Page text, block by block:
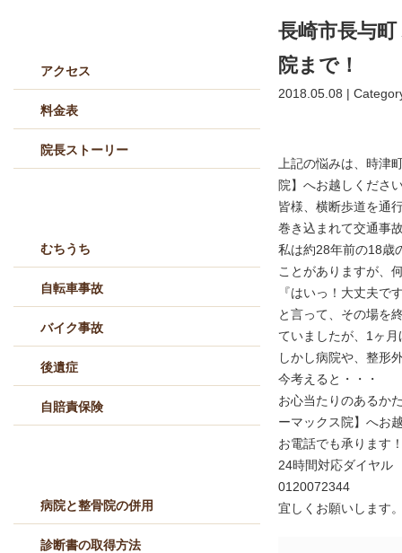
長崎市長与
院まで！
2018.05.08 |
上記の悩みは、時津
院】へお越しくださ
皆様、横断歩道を通
巻き込まれて交通事
私は約28年前の18歳
ことがありますが、
『はいっ！大丈夫で
と言って、その場を
ていましたが、1ヶ
しかし病院や、整形
今考えると・・・
お心当たりのあるか
ーマックス院】へお
お電話でも承ります
24時間対応ダイヤル
0120072344
宜しくお願いします
アクセス
料金表
院長ストーリー
むちうち
自転車事故
バイク事故
後遺症
自賠責保険
病院と整骨院の併用
診断書の取得方法